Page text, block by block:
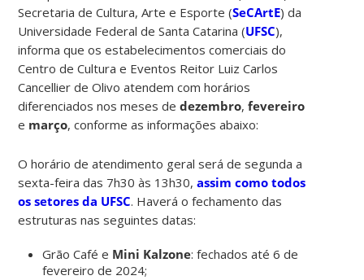
Secretaria de Cultura, Arte e Esporte (SeCArtE) da
Universidade Federal de Santa Catarina (UFSC),
informa que os estabelecimentos comerciais do
Centro de Cultura e Eventos Reitor Luiz Carlos
Cancellier de Olivo atendem com horários
diferenciados nos meses dedezembro,fevereiro
e março, conforme as informações abaixo:
O horário de atendimento geral será de segunda a
sexta-feira das 7h30 às 13h30,assim como todos
os setores da UFSC. Haverá o fechamento das
estruturas nas seguintes datas:
Grão Café e Mini Kalzone: fechados até 6 de
fevereiro de 2024;